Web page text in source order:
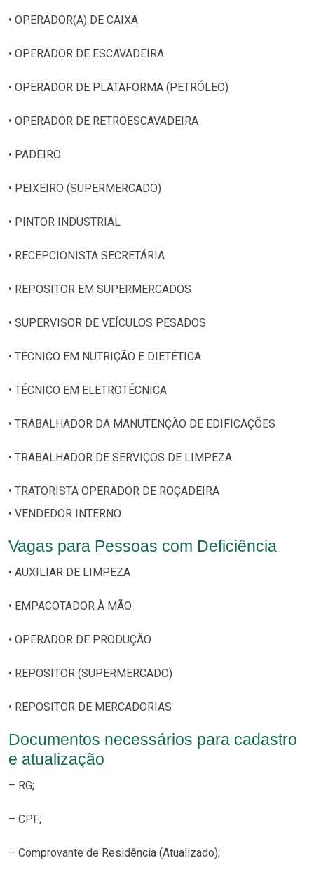
• OPERADOR(A) DE CAIXA
• OPERADOR DE ESCAVADEIRA
• OPERADOR DE PLATAFORMA (PETRÓLEO)
• OPERADOR DE RETROESCAVADEIRA
• PADEIRO
• PEIXEIRO (SUPERMERCADO)
• PINTOR INDUSTRIAL
• RECEPCIONISTA SECRETÁRIA
• REPOSITOR EM SUPERMERCADOS
• SUPERVISOR DE VEÍCULOS PESADOS
• TÉCNICO EM NUTRIÇÃO E DIETÉTICA
• TÉCNICO EM ELETROTÉCNICA
• TRABALHADOR DA MANUTENÇÃO DE EDIFICAÇÕES
• TRABALHADOR DE SERVIÇOS DE LIMPEZA
• TRATORISTA OPERADOR DE ROÇADEIRA
• VENDEDOR INTERNO
Vagas para Pessoas com Deficiência
• AUXILIAR DE LIMPEZA
• EMPACOTADOR À MÃO
• OPERADOR DE PRODUÇÃO
• REPOSITOR (SUPERMERCADO)
• REPOSITOR DE MERCADORIAS
Documentos necessários para cadastro
e atualização
– RG;
– CPF;
– Comprovante de Residência (Atualizado);